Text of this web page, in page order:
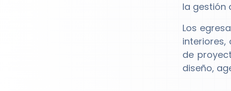
la gestión
Los
de
diseño,